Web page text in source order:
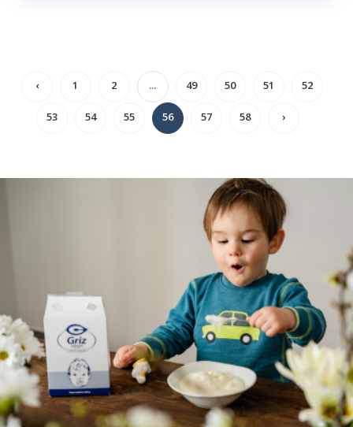
‹ 1 2 ... 49 50 51 52
53 54 55 56 57 58 ›